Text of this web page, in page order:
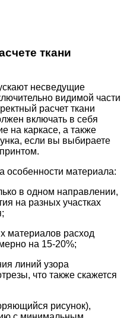
ткани
несведущие
видимой части
расчет ткани
включать в себя
на каркасе, а также
если вы выбираете
особенности материала:
в одном направлении,
на разных участках
материалов расход
на 15-20%;
линий узора
что также скажется
рисунок),